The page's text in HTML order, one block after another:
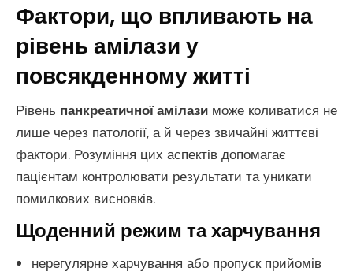
Фактори, що впливають на
рівень амілази у
повсякденному житті
Рівень панкреатичної амілази може коливатися не
лише через патології, а й через звичайні життєві
фактори. Розуміння цих аспектів допомагає
пацієнтам контролювати результати та уникати
помилкових висновків.
Щоденний режим та харчування
нерегулярне харчування або пропуск прийомів